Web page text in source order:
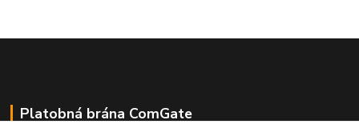
Platobná brána ComGate